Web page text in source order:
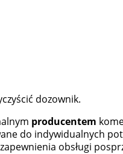
dozownik.
producentem
do indywidualnych
obsługi